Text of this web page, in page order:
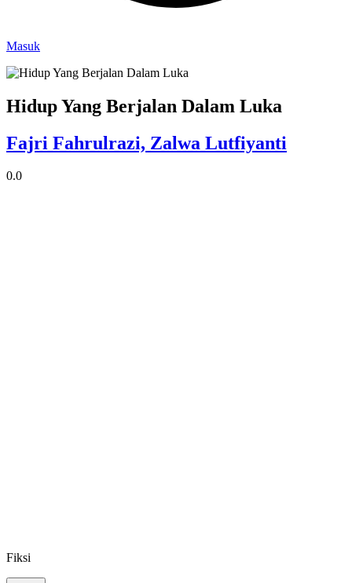
Masuk
Hidup Yang Berjalan Dalam Luka
Fajri Fahrulrazi, Zalwa Lutfiyanti
0.0
Fiksi